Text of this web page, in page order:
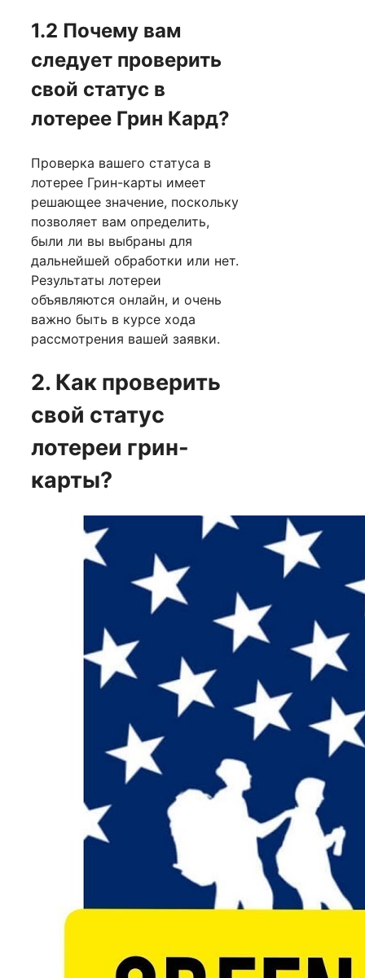
1.2 Почему вам
следует проверить
свой статус в
лотерее Грин Кард?
Проверка вашего статуса в
лотерее Грин-карты имеет
решающее значение, поскольку
позволяет вам определить,
были ли вы выбраны для
дальнейшей обработки или нет.
Результаты лотереи
объявляются онлайн, и очень
важно быть в курсе хода
рассмотрения вашей заявки.
2. Как проверить
свой статус
лотереи грин-
карты?